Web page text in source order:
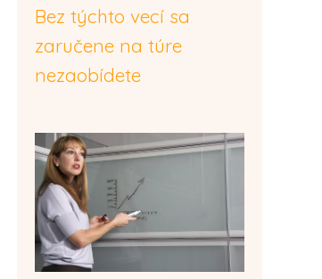
Bez týchto vecí sa
zaručene na túre
nezaobídete